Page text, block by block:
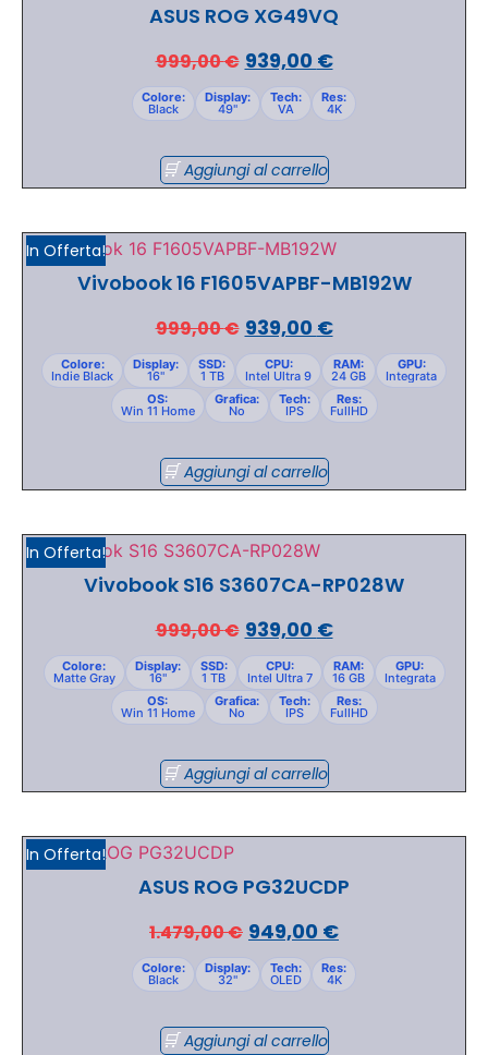
ASUS ROG XG49VQ
999,00€ 939,00 €
Colore:
Black
Display:
49"
Tech:
VA
Res:
4K
Aggiungi al carrello
In Offerta!
Vivobook 16 F1605VAPBF-MB192W
999,00€ 939,00 €
Colore:
Indie Black
Display:
16"
SSD:
1 TB
CPU:
Intel Ultra 9
RAM:
24 GB
GPU:
Integrata
OS:
Win 11 Home
Grafica:
No
Tech:
IPS
Res:
FullHD
Aggiungi al carrello
In Offerta!
Vivobook S16 S3607CA-RP028W
999,00€ 939,00 €
Colore:
Matte Gray
Display:
16"
SSD:
1 TB
CPU:
Intel Ultra 7
RAM:
16 GB
GPU:
Integrata
OS:
Win 11 Home
Grafica:
No
Tech:
IPS
Res:
FullHD
Aggiungi al carrello
In Offerta!
ASUS ROG PG32UCDP
1.479,00€ 949,00 €
Colore:
Black
Display:
32"
Tech:
OLED
Res:
4K
Aggiungi al carrello